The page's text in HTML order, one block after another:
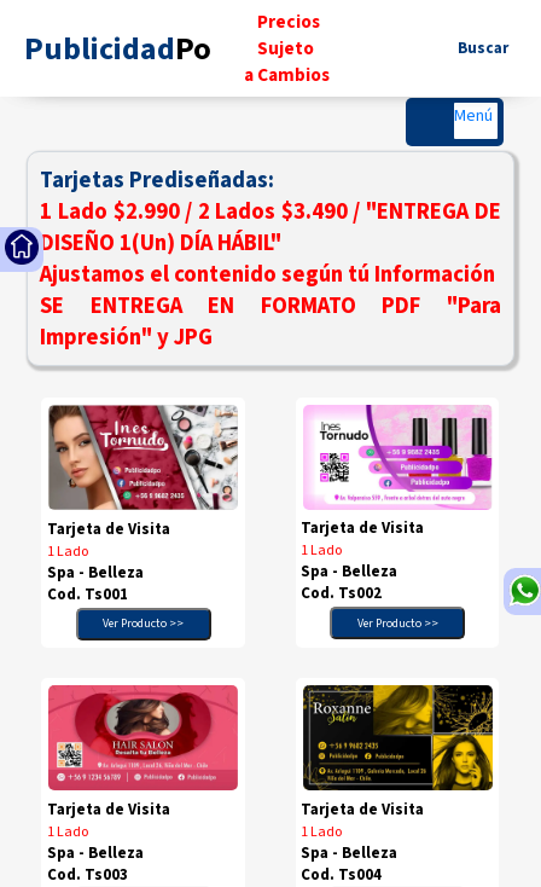
PublicidadPo
Precios
Sujeto
a Cambios
Buscar
Menú
Tarjetas Prediseñadas:
1 Lado $2.990 / 2 Lados $3.490 / "ENTREGA DE
DISEÑO 1(Un) DÍA HÁBIL"
Ajustamos el contenido según tú Información
SE ENTREGA EN FORMATO PDF "Para
Impresión" y JPG
Tarjeta de Visita
1 Lado
Spa - Belleza
Cod. Ts001
Ver Producto >>
Tarjeta de Visita
1 Lado
Spa - Belleza
Cod. Ts002
Ver Producto >>
Tarjeta de Visita
1 Lado
Spa - Belleza
Cod. Ts003
Tarjeta de Visita
1 Lado
Spa - Belleza
Cod. Ts004